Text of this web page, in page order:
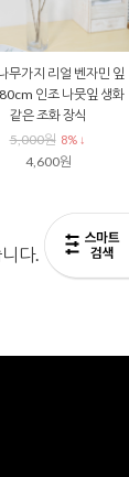
무가지 리얼 벤자민 잎
인조 나뭇잎 생화
같은 조화 장식
5,000원 8% ↓
4,600원
다.